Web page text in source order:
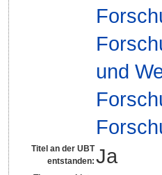
und
Titel an der UBT
entstanden: Ja